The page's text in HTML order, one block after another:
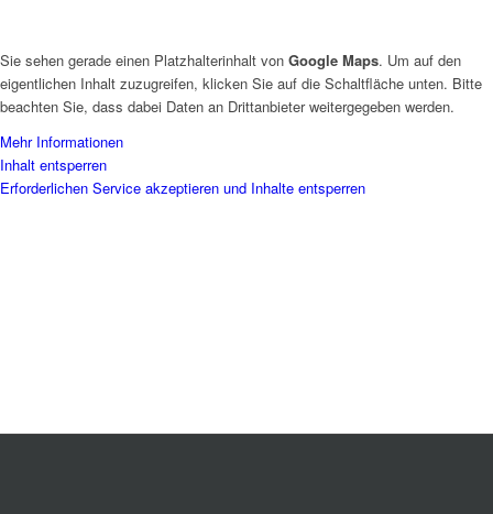
Sie sehen gerade einen Platzhalterinhalt von Google Maps. Um auf den
eigentlichen Inhalt zuzugreifen, klicken Sie auf die Schaltfläche unten. Bitte
beachten Sie, dass dabei Daten an Drittanbieter weitergegeben werden.
Mehr Informationen
Inhalt entsperren
Erforderlichen Service akzeptieren und Inhalte entsperren